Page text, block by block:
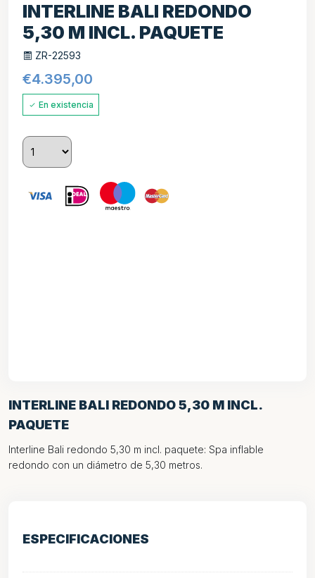
INTERLINE BALI REDONDO 5,30 M INCL.
PAQUETE
Interline Bali redondo 5,30 m incl. paquete: Spa inflable
redondo con un diámetro de 5,30 metros.
ESPECIFICACIONES
INTERLINE BALI REDONDO
5,30 M INCL. PAQUETE
ZR-22593
€4.395,00
En existencia